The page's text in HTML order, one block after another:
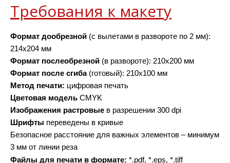
Требования к макету
Формат дообрезной (с вылетами в развороте по 2 мм):
214х204 мм
Формат послеобрезной (в развороте): 210х200 мм
Формат после сгиба (готовый): 210х100 мм
Метод печати: цифровая печать
Цветовая модель CMYK
Изображения растровые в разрешении 300 dpi
Шрифты переведены в кривые
Безопасное расстояние для важных элементов – минимум
3 мм от линии реза
Файлы для печати в формате: *.pdf, *.eps, *.tiff